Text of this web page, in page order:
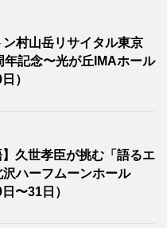
ン村山岳リサイタル東京
年記念〜光が丘IMAホール
）
】久世孝臣が挑む「語るエ
ハーフムーンホール
〜31日）